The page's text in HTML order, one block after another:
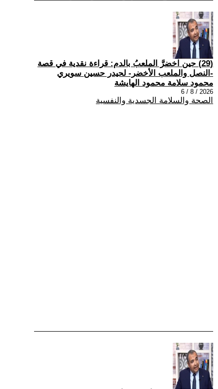
(29) حين اخضرَّ الملعبُ بالدم: قراءة نقدية في قصة
-النصل والملعب الأخضر- لحيدر حسين سويري
محمود سلامة محمود الهايشة
2026 / 8 / 6
الصحة والسلامة الجسدية والنفسية